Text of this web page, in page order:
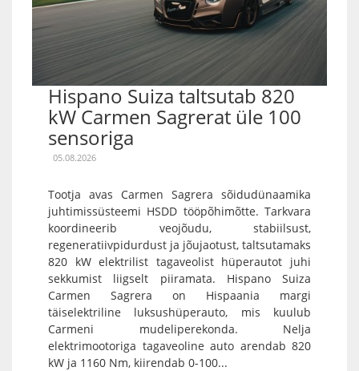
Hispano Suiza taltsutab 820
kW Carmen Sagrerat üle 100
sensoriga
05.08.2026
Tootja avas Carmen Sagrera sõidudünaamika
juhtimissüsteemi HSDD tööpõhimõtte. Tarkvara
koordineerib veojõudu, stabiilsust,
regeneratiivpidurdust ja jõujaotust, taltsutamaks
820 kW elektrilist tagaveolist hüperautot juhi
sekkumist liigselt piiramata. Hispano Suiza
Carmen Sagrera on Hispaania margi
täiselektriline luksushüperauto, mis kuulub
Carmeni mudeliperekonda. Nelja
elektrimootoriga tagaveoline auto arendab 820
kW ja 1160 Nm, kiirendab 0-100...